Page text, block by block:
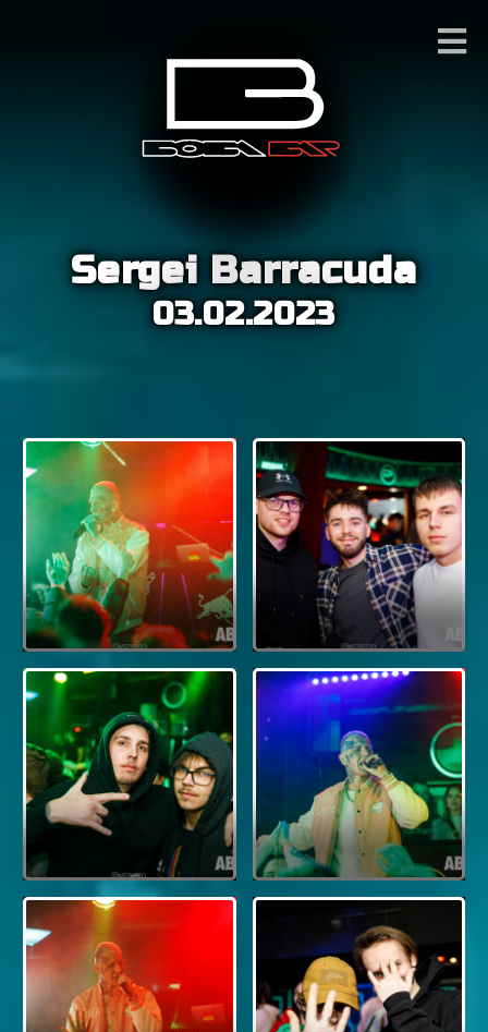
Sergei Barracuda
03.02.2023